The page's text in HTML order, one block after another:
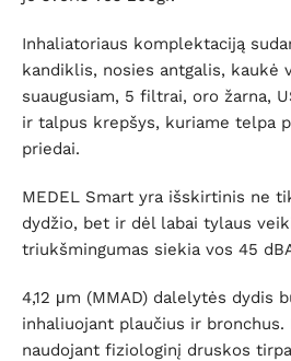
Inhaliatoriaus komplektaciją
kandiklis, nosies antgalis, kaukė
suaugusiam, 5 filtrai, oro žarna,
ir talpus krepšys, kuriame telpa
priedai.
MEDEL Smart yra išskirtinis ne
dydžio, bet ir dėl labai tylaus
triukšmingumas siekia vos 45
4,12 μm (MMAD) dalelytės dydis
inhaliuojant plaučius ir bronchus.
naudojant fiziologinį druskos